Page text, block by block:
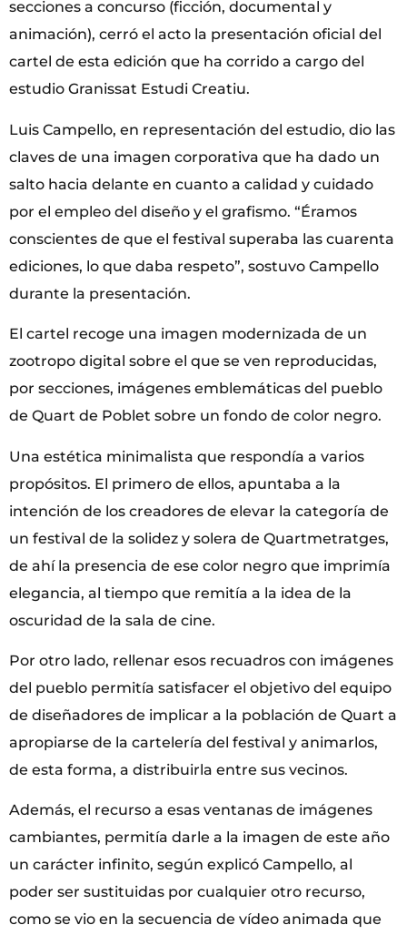
secciones a concurso (ficción, documental y
animación), cerró el acto la presentación oficial del
cartel de esta edición que ha corrido a cargo del
estudio Granissat Estudi Creatiu.
Luis Campello, en representación del estudio, dio las
claves de una imagen corporativa que ha dado un
salto hacia delante en cuanto a calidad y cuidado
por el empleo del diseño y el grafismo. “Éramos
conscientes de que el festival superaba las cuarenta
ediciones, lo que daba respeto”, sostuvo Campello
durante la presentación.
El cartel recoge una imagen modernizada de un
zootropo digital sobre el que se ven reproducidas,
por secciones, imágenes emblemáticas del pueblo
de Quart de Poblet sobre un fondo de color negro.
Una estética minimalista que respondía a varios
propósitos. El primero de ellos, apuntaba a la
intención de los creadores de elevar la categoría de
un festival de la solidez y solera de Quartmetratges,
de ahí la presencia de ese color negro que imprimía
elegancia, al tiempo que remitía a la idea de la
oscuridad de la sala de cine.
Por otro lado, rellenar esos recuadros con imágenes
del pueblo permitía satisfacer el objetivo del equipo
de diseñadores de implicar a la población de Quart a
apropiarse de la cartelería del festival y animarlos,
de esta forma, a distribuirla entre sus vecinos.
Además, el recurso a esas ventanas de imágenes
cambiantes, permitía darle a la imagen de este año
un carácter infinito, según explicó Campello, al
poder ser sustituidas por cualquier otro recurso,
como se vio en la secuencia de vídeo animada que